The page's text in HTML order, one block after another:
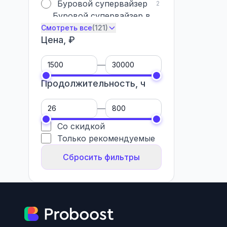
Буровой супервайзер 2
Буровой супервайзер в
нефтегазовой отрасли
Смотреть все(121)
Цена, ₽
—
Продолжительность, ч
—
Со скидкой
Только рекомендуемые
Сбросить фильтры